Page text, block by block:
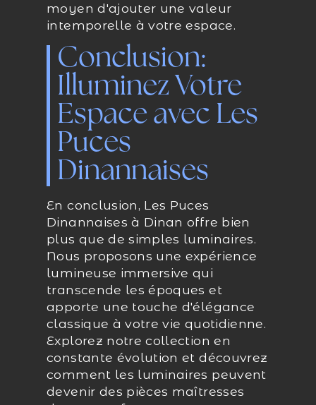
moyen d'ajouter une valeur
intemporelle à votre espace.
Conclusion:
Illuminez Votre
Espace avec Les
Puces
Dinannaises
En conclusion, Les Puces
Dinannaises à Dinan offre bien
plus que de simples luminaires.
Nous proposons une expérience
lumineuse immersive qui
transcende les époques et
apporte une touche d'élégance
classique à votre vie quotidienne.
Explorez notre collection en
constante évolution et découvrez
comment les luminaires peuvent
devenir des pièces maîtresses